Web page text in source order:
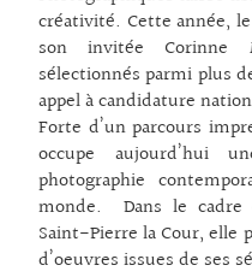
créativité. Cette année,
son invitée Corinne
sélectionnés parmi plus
appel à candidature
Forte d’un parcours
occupe aujourd’hui
photographie
monde. Dans le cadre
Saint-Pierre la Cour, elle
d’oeuvres issues de ses